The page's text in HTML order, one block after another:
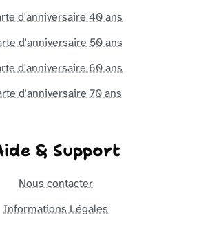
d'anniversaire 40 ans
d'anniversaire 50 ans
d'anniversaire 60 ans
d'anniversaire 70 ans
& Support
Nous contacter
Informations Légales